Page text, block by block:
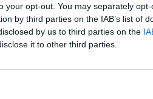
your opt-out. You may separately
by third parties on the IAB’s list of
by us to third parties on the
it to other third parties.
Biglia, oggi è
nelle
dirigenza. Tra le
Siviglia, Celta